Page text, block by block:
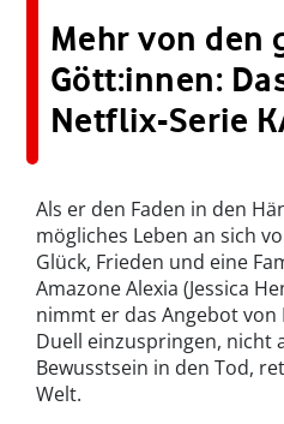
Mehr von den
Gött:innen:
Netflix-Serie
Als er den Faden in den
mögliches Leben an sich
Glück, Frieden und eine
Amazone Alexia (Jessica
nimmt er das Angebot
Duell einzuspringen, nicht
Bewusstsein in den Tod,
Welt.